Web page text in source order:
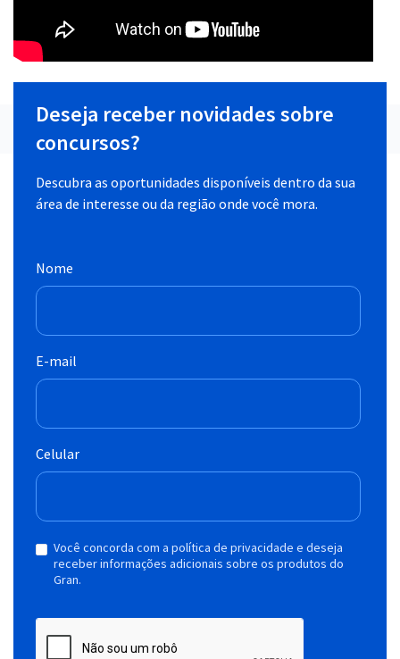
Deseja receber novidades sobre
concursos?
Descubra as oportunidades disponíveis dentro da sua
área de interesse ou da região onde você mora.
Nome
E-mail
Celular
Você concorda com a política de privacidade e deseja
receber informações adicionais sobre os produtos do
Gran.